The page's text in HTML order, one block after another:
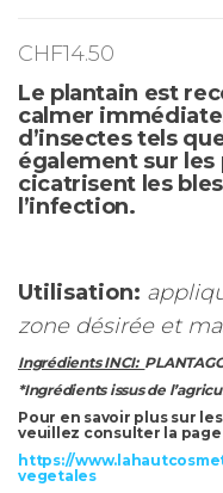
CHF14.50
Le plantain est
calmer
d’insectes tels
également sur les
cicatrisent les
l’infection.
Utilisation:
zone désirée et
Ingrédients INCI:
*Ingrédients issus de
Pour en savoir plus sur
veuillez consulter la page
https://
vegetales